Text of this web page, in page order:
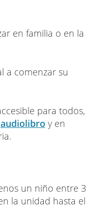
en familia o en la
a comenzar su
para todos,
audiolibro y en
un niño entre 3
la unidad hasta el